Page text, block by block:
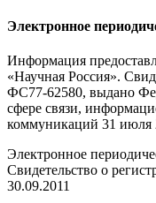
Электронное
Информация
«Научная Россия».
ФС77-62580, выдано
сфере связи,
коммуникаций 31 июля
Электронное
Свидетельство о
30.09.2011